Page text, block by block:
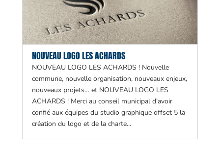
NOUVEAU LOGO LES ACHARDS
NOUVEAU LOGO LES ACHARDS ! Nouvelle
commune, nouvelle organisation, nouveaux enjeux,
nouveaux projets… et NOUVEAU LOGO LES
ACHARDS ! Merci au conseil municipal d’avoir
confié aux équipes du studio graphique offset 5 la
création du logo et de la charte...